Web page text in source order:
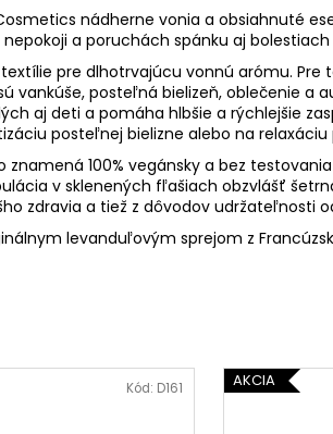
nádherne vonia a obsiahnuté
a poruchách spánku aj
pre dlhotrvajúcu vonnú arómu.
vankúše, posteľná bielizeň, oblečenie
aj deti a pomáha hlbšie a rýchlejšie
posteľnej bielizne alebo na relaxáciu
100% vegánsky a bez
v sklenených fľašiach obzvlášť
zdravia a tiež z dôvodov udržateľnosti
levanduľovým sprejom z
Kód: D161 AKCIA